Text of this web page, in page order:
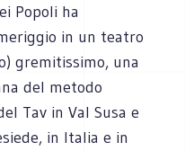
Popoli ha
in un teatro
gremitissimo, una
del metodo
Tav in Val Susa e
in Italia e in